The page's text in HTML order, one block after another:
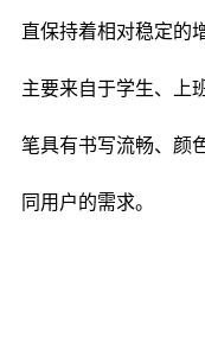
直保持着相对稳定的
主要来自于学生、上
笔具有书写流畅、颜
同用户的需求。